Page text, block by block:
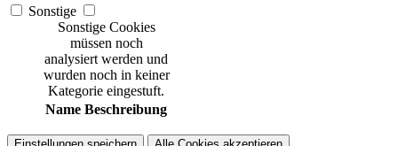
Sonstige
Sonstige Cookies
müssen noch
analysiert werden und
wurden noch in keiner
Kategorie eingestuft.
Name Beschreibung